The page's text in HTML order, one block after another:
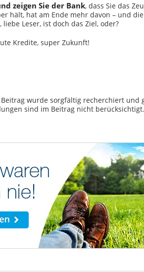
zeigen Sie der Bank, dass Sie das
hält, hat am Ende mehr davon – und
Leser, ist doch das Ziel, oder?
Kredite, super Zukunft!
Beitrag wurde sorgfältig recherchiert und
sind im Beitrag nicht